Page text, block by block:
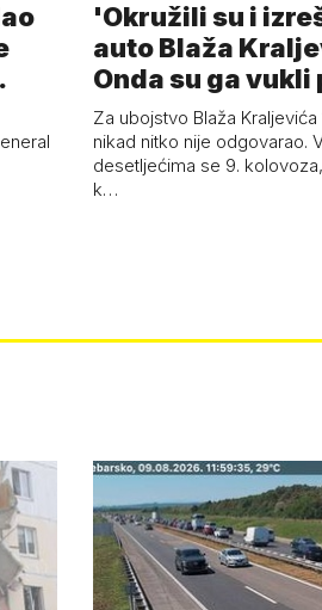
'Okružili su i
auto Blaža
Onda su ga vukli
Za ubojstvo Blaža
nikad nitko nije odgovarao.
desetljećima se 9.
k…